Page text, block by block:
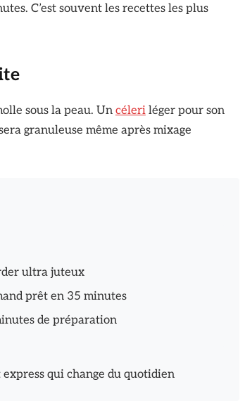
C’est souvent les recettes les plus
sous la peau. Uncéleriléger pour son
granuleuse même après mixage
ultra juteux
prêt en 35 minutes
de préparation
qui change du quotidien